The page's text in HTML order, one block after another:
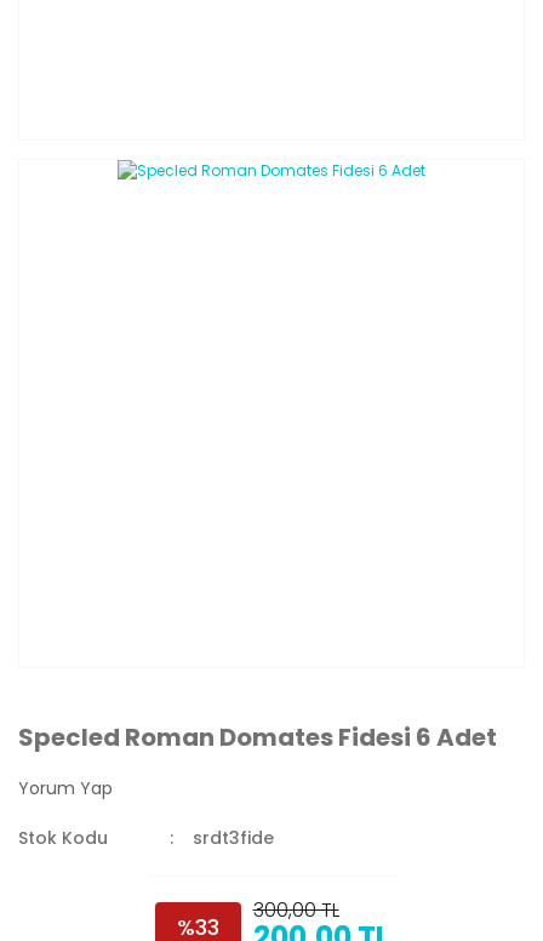
Specled Roman Domates Fidesi 6 Adet
Yorum Yap
Stok Kodu srdt3fide
%33
300,00 TL